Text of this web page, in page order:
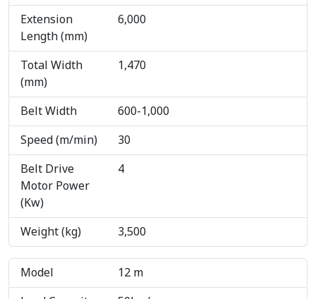
Extension
Length (mm)
6,000
Total Width
(mm)
1,470
Belt Width
600-1,000
Speed (m/min)
30
Belt Drive
Motor Power
(Kw)
4
Weight (kg) 3,500
Model
12 m